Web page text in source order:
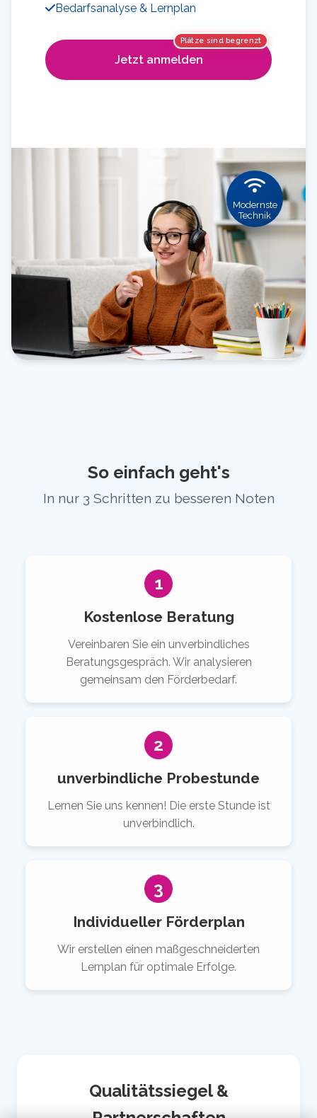
Bedarfsanalyse & Lernplan
Plätze sind begrenzt
Jetzt anmelden
Modernste
Technik
So einfach geht's
In nur 3 Schritten zu besseren Noten
1
Kostenlose Beratung
Vereinbaren Sie ein unverbindliches
Beratungsgespräch. Wir analysieren
gemeinsam den Förderbedarf.
2
unverbindliche Probestunde
Lernen Sie uns kennen! Die erste Stunde ist
unverbindlich.
3
Individueller Förderplan
Wir erstellen einen maßgeschneiderten
Lernplan für optimale Erfolge.
Qualitätssiegel &